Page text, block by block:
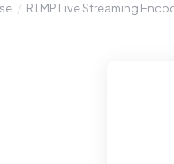
RTMP Live Streaming